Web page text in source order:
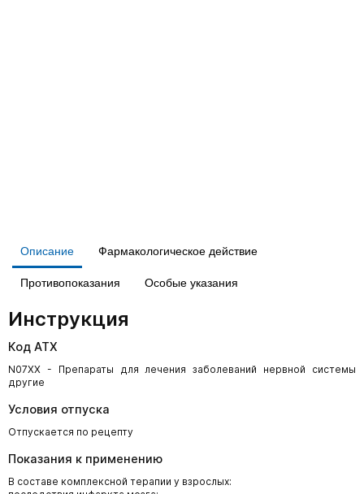
Описание Фармакологическое действие
Противопоказания Особые указания
Инструкция
Код АТХ
N07XX - Препараты для лечения заболеваний нервной системы
другие
Условия отпуска
Отпускается по рецепту
Показания к применению
В составе комплексной терапии у взрослых: